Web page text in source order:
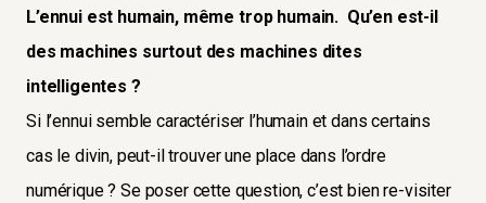
L’ennui est humain, même trop humain. Qu’en est-il
des machines surtout des machines dites
intelligentes ?
Si l’ennui semble caractériser l’humain et dans certains
cas le divin, peut-il trouver une place dans l’ordre
numérique ? Se poser cette question, c’est bien re-visiter